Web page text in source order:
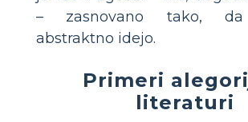
– zasnovano tako, da
abstraktno idejo.
Primeri
literaturi